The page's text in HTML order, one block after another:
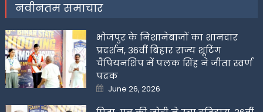
नवीनतम समाचार
भोजपुर के निशानेबाजों का शानदार
प्रदर्शन, 36वीं बिहार राज्य शूटिंग
चैंपियनशिप में पलक सिंह ने जीता स्वर्ण
पदक
Posted
on
June 26, 2026